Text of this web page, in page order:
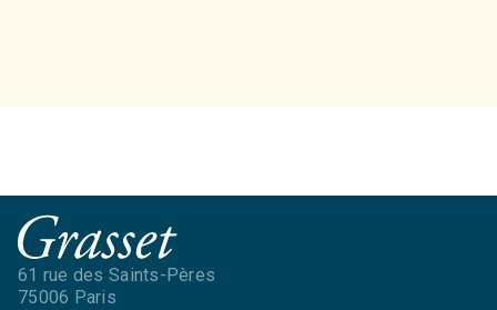
61 rue des Saints-Pères
75006 Paris